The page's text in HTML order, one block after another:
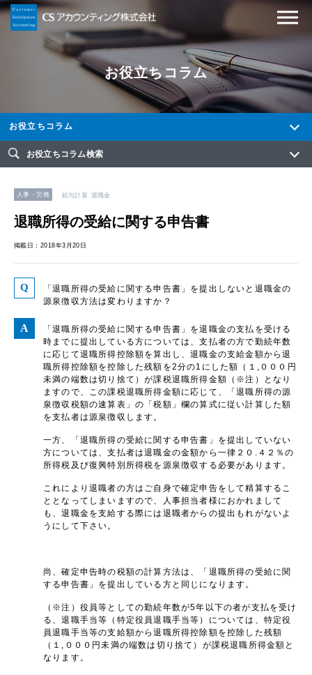
お役立ちコラム
お役立ちコラム
お役立ちコラム検索
人事・労務 給与計算 退職金
退職所得の受給に関する申告書
掲載日：2018年3月20日
「退職所得の受給に関する申告書」を提出しないと退職金の
源泉徴収方法は変わりますか？
「退職所得の受給に関する申告書」を退職金の支払を受ける
時までに提出している方については、支払者の方で勤続年数
に応じて退職所得控除額を算出し、退職金の支給金額から退
職所得控除額を控除した残額を2分の1にした額（１,０００円
未満の端数は切り捨て）が課税退職所得金額（※注）となり
ますので、この課税退職所得金額に応じて、「退職所得の源
泉徴収税額の速算表」の「税額」欄の算式に従い計算した額
を支払者は源泉徴収します。
一方、「退職所得の受給に関する申告書」を提出していない
方については、支払者は退職金の金額から一律２０.４２％の
所得税及び復興特別所得税を源泉徴収する必要があります。
これにより退職者の方はご自身で確定申告をして精算するこ
ととなってしまいますので、人事担当者様におかれまして
も、退職金を支給する際には退職者からの提出もれがないよ
うにして下さい。
尚、確定申告時の税額の計算方法は、「退職所得の受給に関
する申告書」を提出している方と同じになります。
（※注）役員等としての勤続年数が5年以下の者が支払を受け
る、退職手当等（特定役員退職手当等）については、特定役
員退職手当等の支給額から退職所得控除額を控除した残額
（１,０００円未満の端数は切り捨て）が課税退職所得金額と
なります。